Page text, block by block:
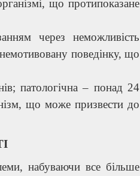
що протипоказане
через неможливість
поведінку, що
патологічна – понад 24
що може призвести до
набуваючи все більше